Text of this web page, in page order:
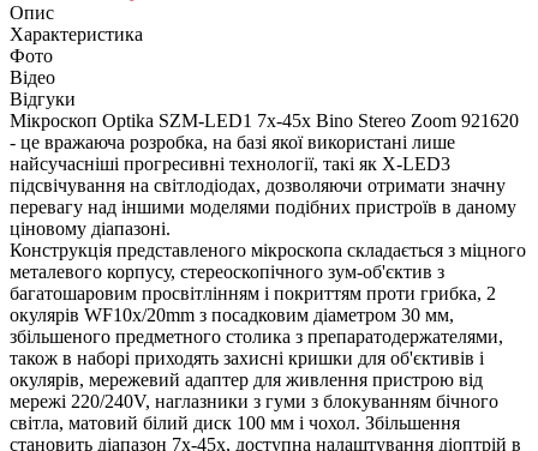
Опис
Характеристика
Фото
Відео
Відгуки
Мікроскоп Optika SZM-LED1 7x-45x Bino Stereo Zoom 921620
- це вражаюча розробка, на базі якої використані лише
найсучасніші прогресивні технології, такі як X-LED3
підсвічування на світлодіодах, дозволяючи отримати значну
перевагу над іншими моделями подібних пристроїв в даному
ціновому діапазоні.
Конструкція представленого мікроскопа складається з міцного
металевого корпусу, стереоскопічного зум-об'єктив з
багатошаровим просвітлінням і покриттям проти грибка, 2
окулярів WF10x/20mm з посадковим діаметром 30 мм,
збільшеного предметного столика з препаратодержателями,
також в наборі приходять захисні кришки для об'єктивів і
окулярів, мережевий адаптер для живлення пристрою від
мережі 220/240V, наглазники з гуми з блокуванням бічного
світла, матовий білий диск 100 мм і чохол. Збільшення
становить діапазон 7х-45х, доступна налаштування діоптрій в